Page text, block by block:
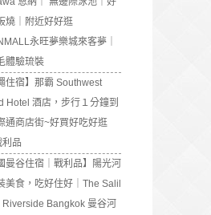
燒｜附近好好逛
永旺夢樂城來客夢｜
體驗琉裝
住宿】那霸 Southwest
Hotel 酒店，步行１分鐘到
通商店街~好買好吃好逛
利品
曼谷住宿｜戰利品】陽光河
美食，吃好住好｜The Salil
Riverside Bangkok 曼谷河